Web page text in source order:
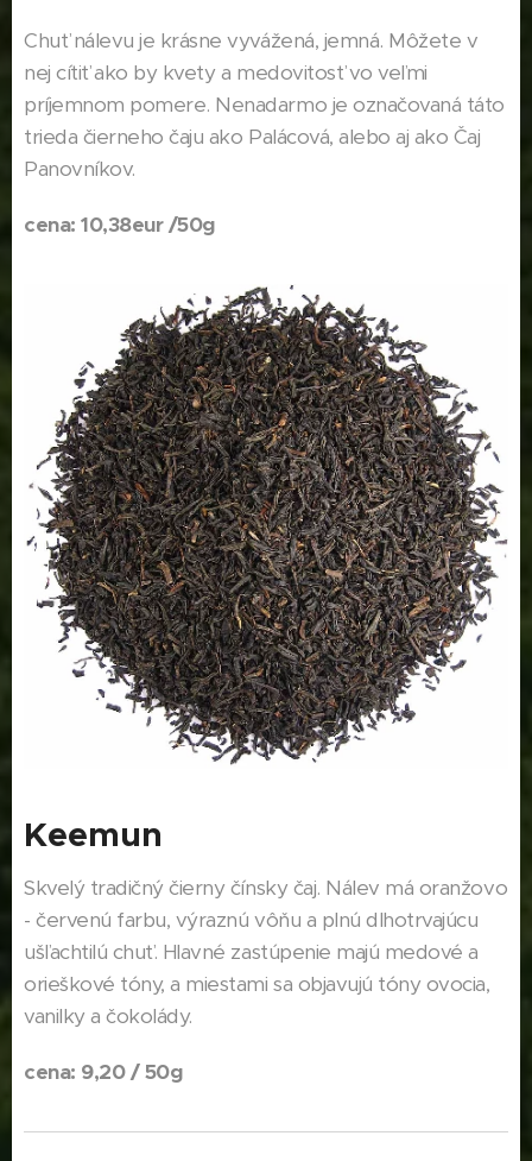
Chuť nálevu je krásne vyvážená, jemná. Môžete v
nej cítiť ako by kvety a medovitosť vo veľmi
príjemnom pomere. Nenadarmo je označovaná táto
trieda čierneho čaju ako Palácová, alebo aj ako Čaj
Panovníkov.
cena: 10,38eur /50g
Keemun
Skvelý tradičný čierny čínsky čaj. Nálev má oranžovo
- červenú farbu, výraznú vôňu a plnú dlhotrvajúcu
ušľachtilú chuť. Hlavné zastúpenie majú medové a
orieškové tóny, a miestami sa objavujú tóny ovocia,
vanilky a čokolády.
cena: 9,20 / 50g